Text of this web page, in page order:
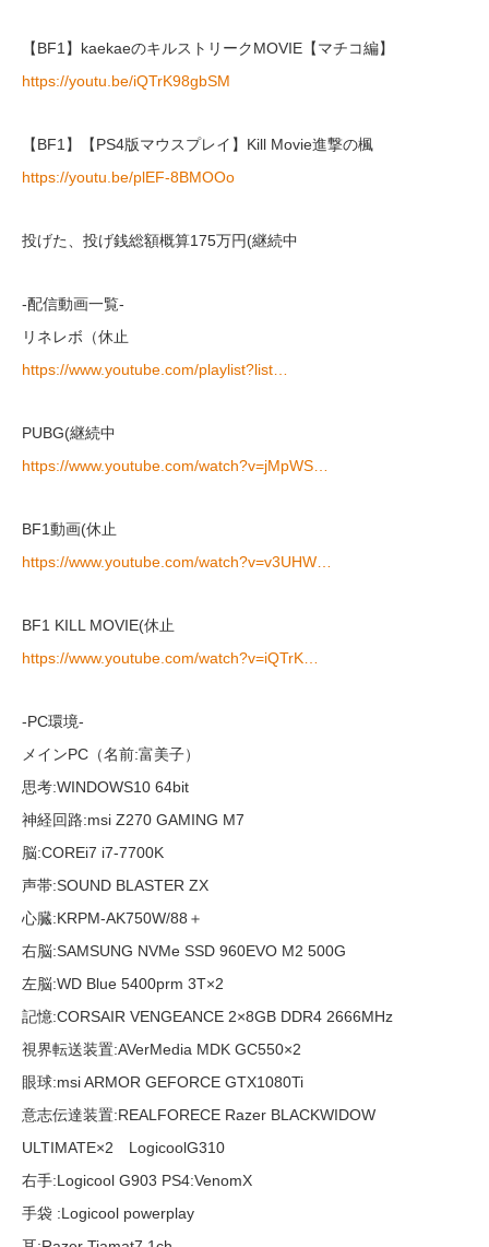
【BF1】kaekaeのキルストリークMOVIE【マチコ編】
https://youtu.be/iQTrK98gbSM
【BF1】【PS4版マウスプレイ】Kill Movie進撃の楓
https://youtu.be/plEF-8BMOOo
投げた、投げ銭総額概算175万円(継続中
-配信動画一覧-
リネレボ（休止
https://www.youtube.com/playlist?list…
PUBG(継続中
https://www.youtube.com/watch?v=jMpWS…
BF1動画(休止
https://www.youtube.com/watch?v=v3UHW…
BF1 KILL MOVIE(休止
https://www.youtube.com/watch?v=iQTrK…
-PC環境-
メインPC（名前:富美子）
思考:WINDOWS10 64bit
神経回路:msi Z270 GAMING M7
脳:COREi7 i7-7700K
声帯:SOUND BLASTER ZX
心臓:KRPM-AK750W/88＋
右脳:SAMSUNG NVMe SSD 960EVO M2 500G
左脳:WD Blue 5400prm 3T×2
記憶:CORSAIR VENGEANCE 2×8GB DDR4 2666MHz
視界転送装置:AVerMedia MDK GC550×2
眼球:msi ARMOR GEFORCE GTX1080Ti
意志伝達装置:REALFORECE Razer BLACKWIDOW
ULTIMATE×2 LogicoolG310
右手:Logicool G903 PS4:VenomX
手袋 :Logicool powerplay